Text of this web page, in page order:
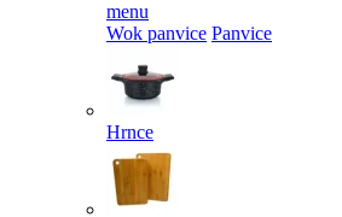
menu
Wok panvice Panvice
Hrnce